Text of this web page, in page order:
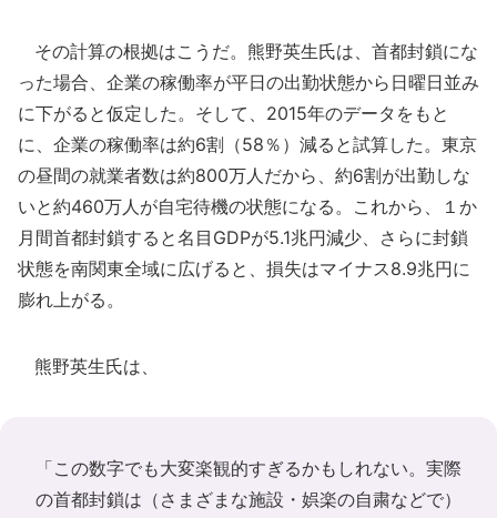
その計算の根拠はこうだ。熊野英生氏は、首都封鎖にな
った場合、企業の稼働率が平日の出勤状態から日曜日並み
に下がると仮定した。そして、2015年のデータをもと
に、企業の稼働率は約6割（58％）減ると試算した。東京
の昼間の就業者数は約800万人だから、約6割が出勤しな
いと約460万人が自宅待機の状態になる。これから、１か
月間首都封鎖すると名目GDPが5.1兆円減少、さらに封鎖
状態を南関東全域に広げると、損失はマイナス8.9兆円に
膨れ上がる。
熊野英生氏は、
「この数字でも大変楽観的すぎるかもしれない。実際
の首都封鎖は（さまざまな施設・娯楽の自粛などで）